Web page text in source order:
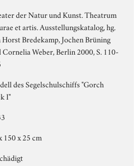
der Natur und Kunst. Theatrum
et artis. Ausstellungskatalog, hg.
Horst Bredekamp, Jochen Brüning
Cornelia Weber, Berlin 2000, S. 110-
des Segelschulschiffs "Gorch
I"
150 x 25 cm